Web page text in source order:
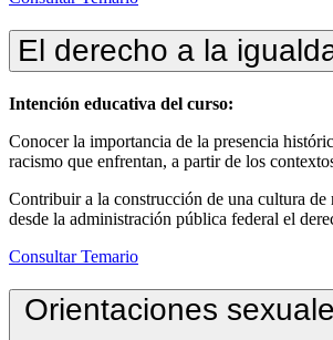
El derecho a la
Intención educativa del curso:
Conocer la importancia de la presencia
racismo que enfrentan, a partir de los
Contribuir a la construcción de una cultura de
desde la administración pública federal el
Consultar Temario
Orientaciones